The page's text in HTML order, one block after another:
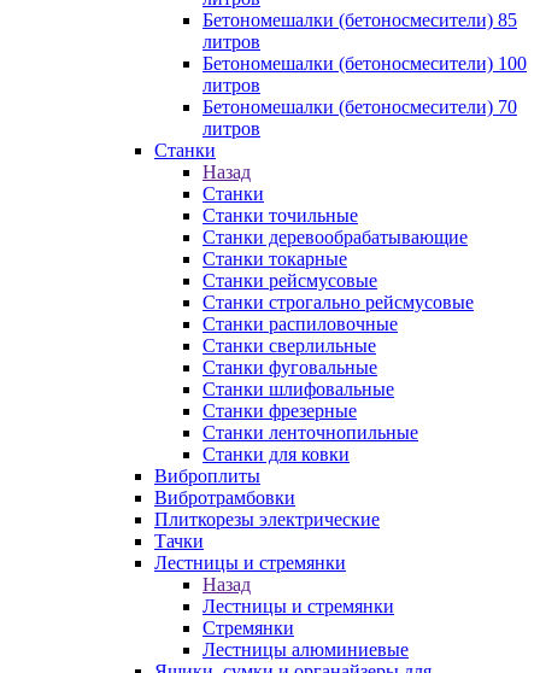
Бетономешалки (бетоносмесители) 85
литров
Бетономешалки (бетоносмесители) 100
литров
Бетономешалки (бетоносмесители) 70
литров
Станки
Назад
Станки
Станки точильные
Станки деревообрабатывающие
Станки токарные
Станки рейсмусовые
Станки строгально рейсмусовые
Станки распиловочные
Станки сверлильные
Станки фуговальные
Станки шлифовальные
Станки фрезерные
Станки ленточнопильные
Станки для ковки
Виброплиты
Вибротрамбовки
Плиткорезы электрические
Тачки
Лестницы и стремянки
Назад
Лестницы и стремянки
Стремянки
Лестницы алюминиевые